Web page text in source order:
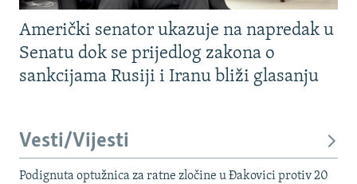
Američki senator ukazuje na napredak u
Senatu dok se prijedlog zakona o
sankcijama Rusiji i Iranu bliži glasanju
Vesti/Vijesti
Podignuta optužnica za ratne zločine u Đakovici protiv 20